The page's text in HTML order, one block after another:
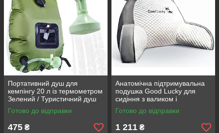
Портативний душ для
кемпінгу 20 л із термометром
Зелений / Туристичний душ
переносний з лійкою /
Польовий душ сумка
Готово до відправки
475 ₴
Анатомічна підтримувальна
подушка Good Lucky для
сидіння з валиком і
підлокітниками
Готово до відправки
1 211 ₴